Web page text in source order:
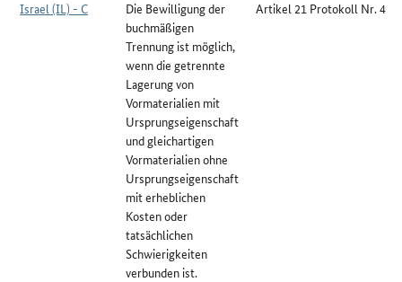
Israel (IL) - C
Die Bewilligung der
buchmäßigen
Trennung ist möglich,
wenn die getrennte
Lagerung von
Vormaterialien mit
Ursprungseigenschaft
und gleichartigen
Vormaterialien ohne
Ursprungseigenschaft
mit erheblichen
Kosten oder
tatsächlichen
Schwierigkeiten
verbunden ist.
Artikel 21 Protokoll Nr. 4